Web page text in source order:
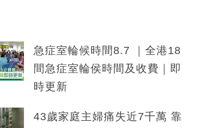
急症室輪候時間8.7 ｜全港18
間急症室輪侯時間及收費｜即
時更新
43歲家庭主婦痛失近7千萬 靠